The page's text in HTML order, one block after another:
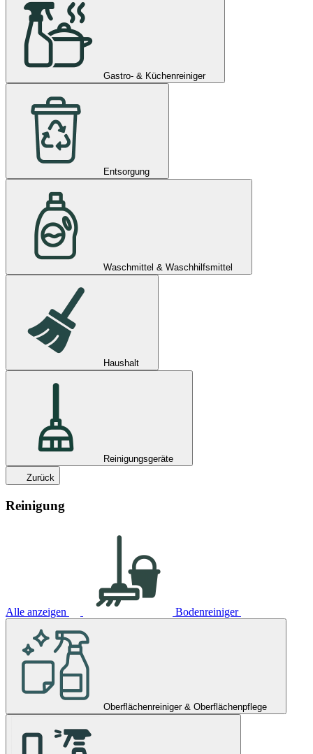
Gastro- & Küchenreiniger
Entsorgung
Waschmittel & Waschhilfsmittel
Haushalt
Reinigungsgeräte
Zurück
Reinigung
Alle anzeigen Bodenreiniger
Oberflächenreiniger & Oberflächenpflege